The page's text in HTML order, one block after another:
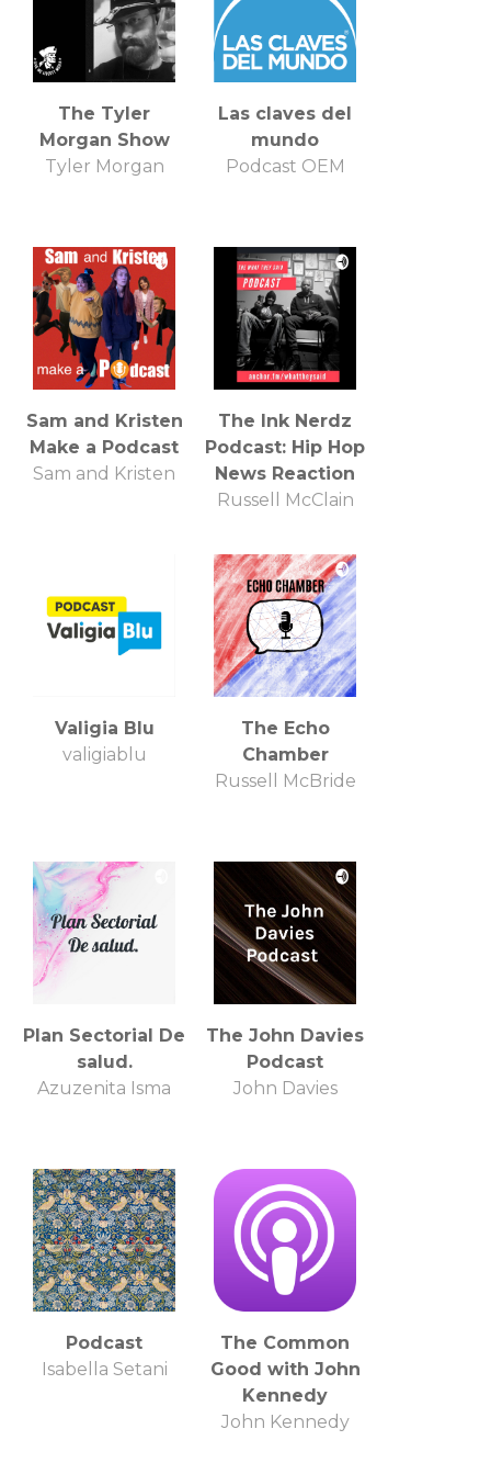
The Tyler
Morgan Show
Tyler Morgan
Las claves del
mundo
Podcast OEM
Sam and Kristen
Make a Podcast
Sam and Kristen
The Ink Nerdz
Podcast: Hip Hop
News Reaction
Russell McClain
Valigia Blu
valigiablu
The Echo
Chamber
Russell McBride
Plan Sectorial De
salud.
Azuzenita Isma
The John Davies
Podcast
John Davies
Podcast
Isabella Setani
The Common
Good with John
Kennedy
John Kennedy